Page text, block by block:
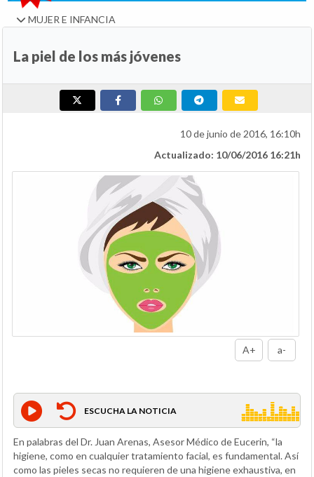
MUJER E INFANCIA
La piel de los más jóvenes
10 de junio de 2016, 16:10h
Actualizado: 10/06/2016 16:21h
A+ a-
ESCUCHA LA NOTICIA
En palabras del Dr. Juan Arenas, Asesor Médico de Eucerin, “la
higiene, como en cualquier tratamiento facial, es fundamental. Así
como las pieles secas no requieren de una higiene exhaustiva, en